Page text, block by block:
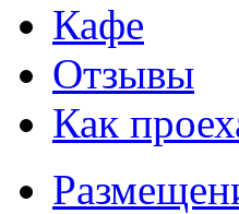
Кафе
Отзывы
Как